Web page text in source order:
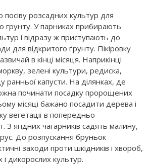
посіву розсадних культур для
грунту. У парниках прибирають
і відразу ж приступають до
для відкритого ґрунту. Пікіровку
в кінці місяця. Наприкінці
зелені культури, редиска,
ранньої капусти. На ділянках, де
починати посадку пророщених
місяці бажано посадити дерева і
вегетації в попередньо
З ягідних чагарників садять малину,
До розпускання бруньок
заходи проти шкідників і хвороб,
дикорослих культур.